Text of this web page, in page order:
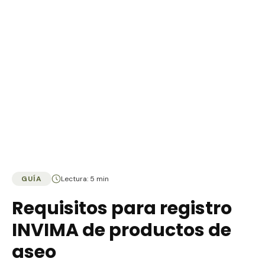
GUÍA Lectura: 5 min
Requisitos para registro
INVIMA de productos de
aseo